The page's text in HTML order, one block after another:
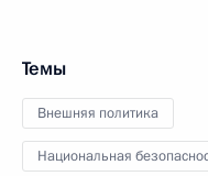
Темы
Внешняя политика
Национальная